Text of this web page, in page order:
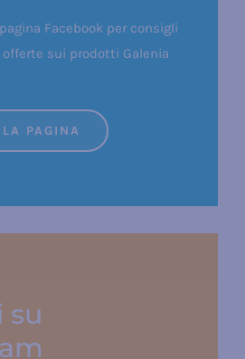
Facebook per consigli
sui prodotti Galenia
PAGINA
su